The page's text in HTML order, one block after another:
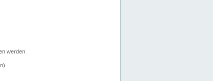
werden.